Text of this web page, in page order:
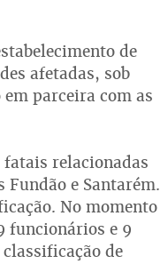
de
afetadas, sob
parceira com as
fatais relacionadas
e Santarém.
No momento
funcionários e 9
de